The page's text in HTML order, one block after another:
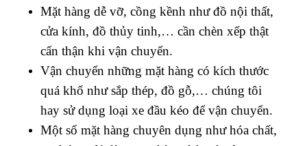
Mặt hàng dễ vỡ, cồng kềnh như đồ nội thất,
cửa kính, đồ thủy tinh,… cần chèn xếp thật
cẩn thận khi vận chuyển.
Vận chuyển những mặt hàng có kích thước
quá khổ như sắp thép, đồ gỗ,… chúng tôi
hay sử dụng loại xe đầu kéo để vận chuyển.
Một số mặt hàng chuyên dụng như hóa chất,